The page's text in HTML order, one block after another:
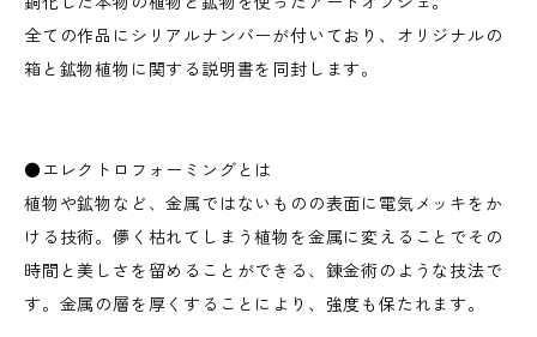
全ての作品にシリアルナンバーが付いており、オリジナルの
箱と鉱物植物に関する説明書を同封します。
●エレクトロフォーミングとは
植物や鉱物など、金属ではないものの表面に電気メッキをか
ける技術。儚く枯れてしまう植物を金属に変えることでその
時間と美しさを留めることができる、錬金術のような技法で
す。金属の層を厚くすることにより、強度も保たれます。